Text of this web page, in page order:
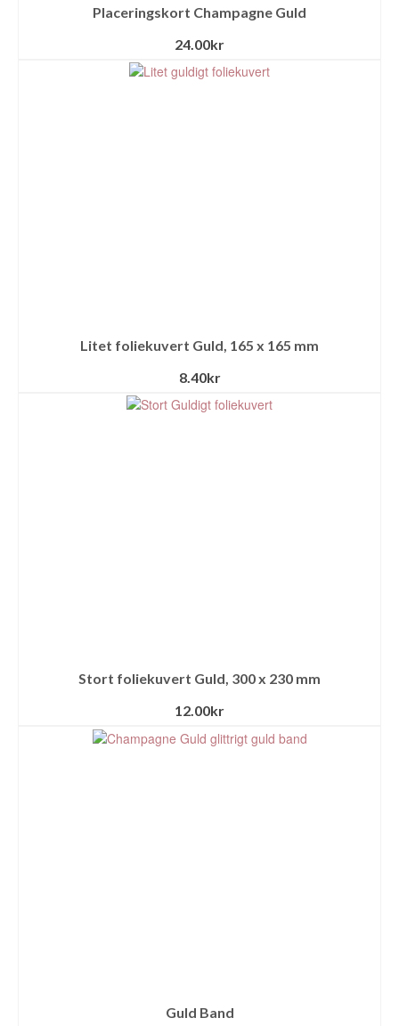
Placeringskort Champagne Guld
24.00kr
Litet foliekuvert Guld, 165 x 165 mm
8.40kr
Stort foliekuvert Guld, 300 x 230 mm
12.00kr
Guld Band